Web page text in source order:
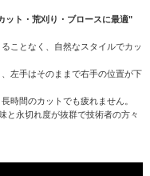
ット・荒刈り・ブロースに最適"
ことなく、自然なスタイルでカッ
左手はそのままで右手の位置が下
時間のカットでも疲れません。
と永切れ度が抜群で技術者の方々